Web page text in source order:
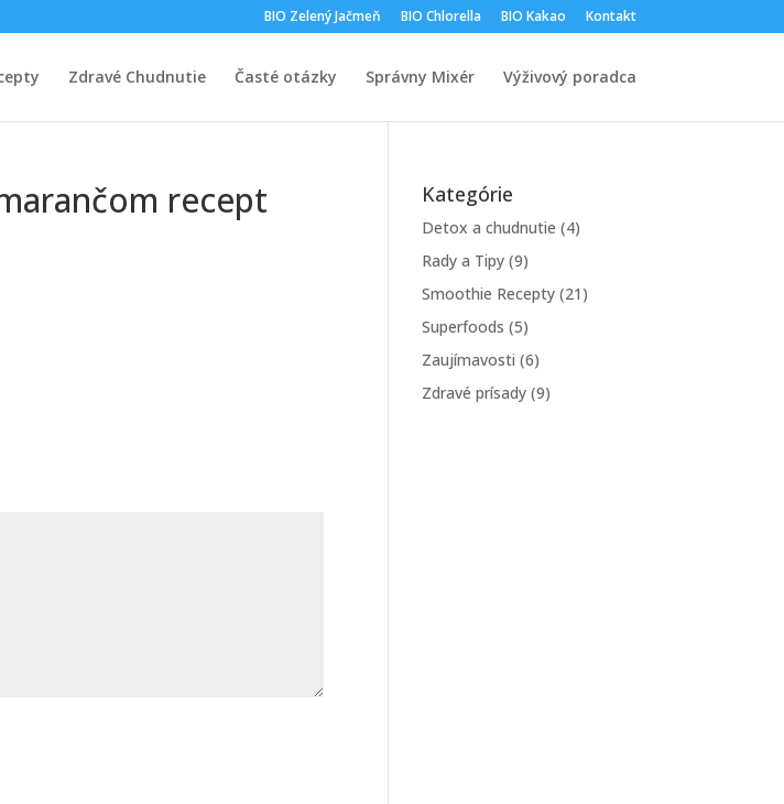
BIO Zelený Jačmeň BIO Chlorella BIO Kakao Kontakt
Zdravé Chudnutie Časté otázky Správny Mixér Výživový poradca
recept Kategórie
Detox a chudnutie (4)
Rady a Tipy (9)
Smoothie Recepty (21)
Superfoods (5)
Zaujímavosti (6)
Zdravé prísady (9)